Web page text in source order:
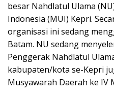
besar Nahdlatul Ulama
Indonesia (MUI) Kepri.
organisasi ini sedang
Batam. NU sedang
Penggerak Nahdlatul
kabupaten/kota se-Kepri
Musyawarah Daerah ke IV